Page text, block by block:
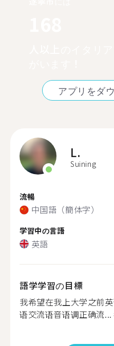
アプリをダ
L.
Suining
流暢
中国語（簡体字）
学習中の言語
英語
語学学習の目標
我希望在我上大学之前
语交流语音语调正确流...